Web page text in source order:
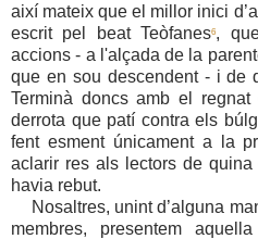
així mateix que el millor inici
escrit pel beat Teòfanes6,
accions - a l'alçada de la
que en sou descendent - i de
Terminà doncs amb el
derrota que patí contra els
fent esment únicament a la
aclarir res als lectors de
havia rebut.
Nosaltres, unint d’alguna
membres, presentem